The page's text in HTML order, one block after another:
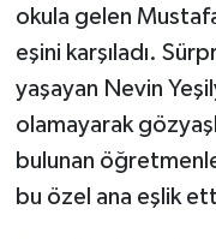
okula gelen
eşini karşıladı.
yaşayan Nevin
olamayarak
bulunan
bu özel ana eşlik